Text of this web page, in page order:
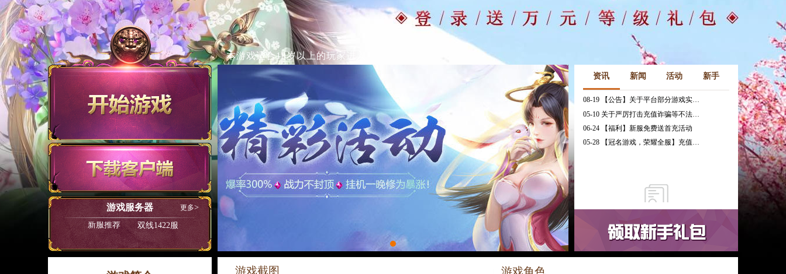
游戏服务器 更多
新服推荐 双线1422服
资讯 新闻 活动 新手
08-19 【公告】关于平台部分游戏实现三端互通的公告
06-24 【福利】新服免费送首充活动
05-28 【冠名游戏，荣耀全服】充值免费送冠名活动火热进行中！
暂无数据
本游戏适合18岁以上的玩家进入
游戏截图 游戏角色